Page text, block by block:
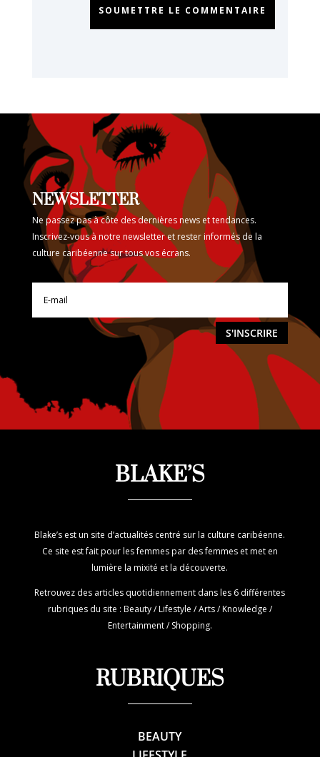
SOUMETTRE LE COMMENTAIRE
NEWSLETTER
Ne passez pas à côte des dernières news et tendances.
Inscrivez-vous à notre newsletter et rester informés de la
culture caribéenne sur tous vos écrans.
S'INSCRIRE
BLAKE’S
Blake’s est un site d’actualités centré sur la culture caribéenne.
Ce site est fait pour les femmes par des femmes et met en
lumière la mixité et la découverte.
Retrouvez des articles quotidiennement dans les 6 différentes
rubriques du site : Beauty / Lifestyle / Arts / Knowledge /
Entertainment / Shopping.
RUBRIQUES
BEAUTY